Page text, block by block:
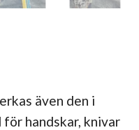
även den i
för handskar, knivar